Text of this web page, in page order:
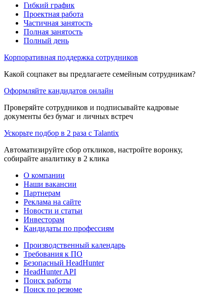
Гибкий график
Проектная работа
Частичная занятость
Полная занятость
Полный день
Корпоративная поддержка сотрудников
Какой соцпакет вы предлагаете семейным сотрудникам?
Оформляйте кандидатов онлайн
Проверяйте сотрудников и подписывайте кадровые
документы без бумаг и личных встреч
Ускорьте подбор в 2 раза с Talantix
Автоматизируйте сбор откликов, настройте воронку,
собирайте аналитику в 2 клика
О компании
Наши вакансии
Партнерам
Реклама на сайте
Новости и статьи
Инвесторам
Кандидаты по профессиям
Производственный календарь
Требования к ПО
Безопасный HeadHunter
HeadHunter API
Поиск работы
Поиск по резюме